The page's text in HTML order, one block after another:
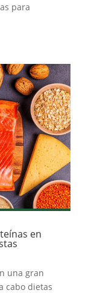
para
en
una gran
cabo dietas